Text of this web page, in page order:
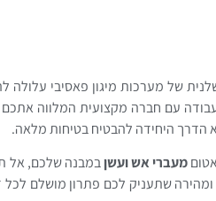
של מערכות מיגון פאסיבי עלולה
עבודה עם חברה מקצועית המלווה
הדרך היחידה להבטיח בטיחות מלאה.
מעברי אש ועשןבמבנה שלכם, אל
שתעניק לכם פתרון מושלם לכל